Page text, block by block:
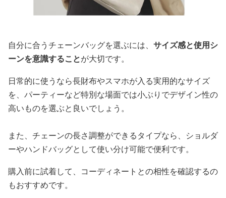
自分に合うチェーンバッグを選ぶには、 サイズ感と使用シ
ーンを意識することが大切です。
日常的に使うなら長財布やスマホが入る実用的なサイズ
を、パーティーなど特別な場面では小ぶりでデザイン性の
高いものを選ぶと良いでしょう。
また、チェーンの長さ調整ができるタイプなら、ショルダ
ーやハンドバッグとして使い分け可能で便利です。
購入前に試着して、コーディネートとの相性を確認するの
もおすすめです。